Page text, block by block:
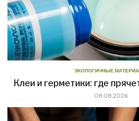
ЭКОЛОГИЧНЫЕ
Клеи и герметики: где
08.08.2026